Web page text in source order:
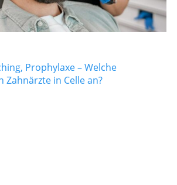
Prophylaxe – Welche
Zahnärzte in Celle an?